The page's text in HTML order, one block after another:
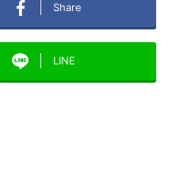
Share
LINE